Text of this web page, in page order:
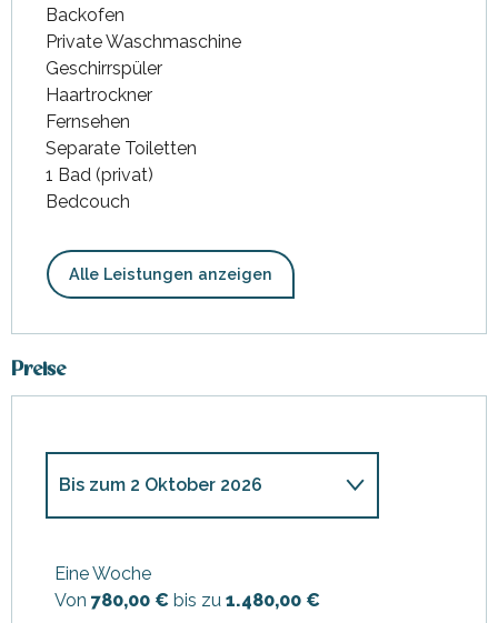
Backofen
Private Waschmaschine
Geschirrspüler
Haartrockner
Fernsehen
Separate Toiletten
1 Bad (privat)
Bedcouch
Alle Leistungen anzeigen
Preise
Bis zum 2 Oktober 2026
Eine Woche
Von 780,00 € bis zu 1.480,00 €